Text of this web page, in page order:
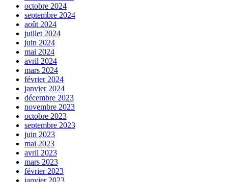
octobre 2024
septembre 2024
août 2024
juillet 2024
juin 2024
mai 2024
avril 2024
mars 2024
février 2024
janvier 2024
décembre 2023
novembre 2023
octobre 2023
septembre 2023
juin 2023
mai 2023
avril 2023
mars 2023
février 2023
janvier 2023